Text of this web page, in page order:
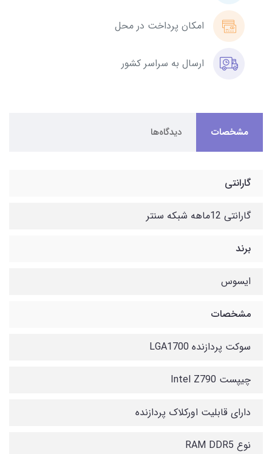
امکان پرداخت در محل
ارسال به سراسر کشور
مشخصات دیدگاه‌ها
گارانتی
گارانتی 12ماهه شبکه سنتر
برند
ایسوس
مشخصات
سوکت پردازنده LGA1700
چیپست Intel Z790
دارای قابلیت اورکلاک پردازنده
نوع RAM DDR5